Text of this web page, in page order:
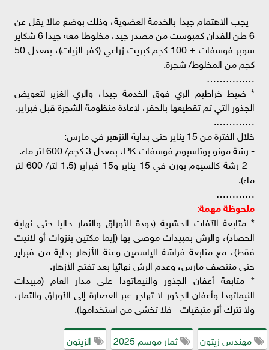
- يجب الاهتمام جيدا بالخدمة العضوية، وذلك بوضع مالا يقل عن
6 طن للفدان كمبوست من مصدر جيد، مخلوطا معه جيدا 6 شكاير
سوبر فوسفات + 100 كجم كبريت زراعي (كفر الزيات)، بمعدل 50
كجم من المخلوط/ شجرة.
……………
* ضبط خراطيم الري فوق الخدمة جيدا، والري الغزير لتعويض
الجذور التي تم تقطيعها بالحفر، لإعادة منظومة الشجرة قبل فبراير.
………….
خلال الفترة من 15 يناير حتى بداية التزهير في مارس:
- رشة مونو بوتاسيوم فوسفات PK، بمعدل 3 كجم/ 600 لتر ماء.
- 2 رشة كالسيوم بورن في 15 يناير و15 فبراير (1.5 لتر/ 600 لتر
ماء).
…………
ملحوظة مهمة:
* متابعة الآفات الحشرية (دودة الأوراق والثمار حاليا حتى نهاية
الحصاد)، والرش بمبيدات موصى بها (إيما مكتين بنزوات أو لانيت
فقط)، مع متابعة فراشة الياسمين وعنة الأزهار بداية من فبراير
حتى منتصف مارس، وعدم الرش نهائيا بعد تفتح الأزهار.
* متابعة أعفان الجذور والنيماتودا على مدار العام (مبيدات
النيماتودا وأعفان الجذور لا تهاجر عبر العصارة إلى الأوراق والثمار،
ولا تترك أثر متبقيات - فلا تخشى من استخدامها).
مهندس زيتون
ثمار موسم 2025 الزيتون